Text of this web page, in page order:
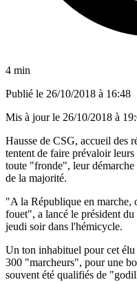
4 min
Publié le 26/10/2018 à 16:48
Mis à jour le 26/10/2018 à
Hausse de CSG, accueil des
tentent de faire prévaloir
toute "fronde", leur démarche
de la majorité.
"A la République en marche,
fouet", a lancé le président
jeudi soir dans l'hémicycle.
Un ton inhabituel pour cet
300 "marcheurs", pour une
souvent été qualifiés de